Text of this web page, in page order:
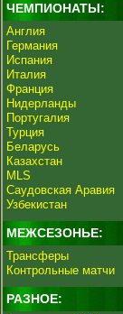
ЧЕМПИОНАТЫ:
Англия
Германия
Испания
Италия
Франция
Нидерланды
Португалия
Турция
Беларусь
Казахстан
MLS
Саудовская Аравия
Узбекистан
МЕЖСЕЗОНЬЕ:
Трансферы
Контрольные матчи
РАЗНОЕ: